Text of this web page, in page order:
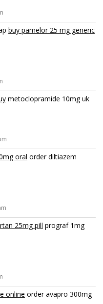
buy pamelor 25 mg generic
metoclopramide 10mg uk
oral order diltiazem
25mg pill prograf 1mg
online order avapro 300mg